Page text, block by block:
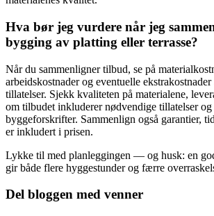
Hva bør jeg vurdere når jeg
bygging av platting eller terrasse?
Når du sammenligner tilbud, se på
arbeidskostnader og eventuelle
tillatelser. Sjekk kvaliteten på materialene,
om tilbudet inkluderer nødvendige tillatelser
byggeforskrifter. Sammenlign også garantier,
er inkludert i prisen.
Lykke til med planleggingen — og husk: en
gir både flere hyggestunder og færre
Del bloggen med venner